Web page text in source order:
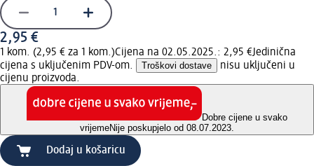
2,95 €
1 kom. (2,95 € za 1 kom.)Cijena na 02.05.2025.: 2,95 €Jedinična
cijena s uključenim PDV-om.
Troškovi dostave
nisu uključeni u
cijenu proizvoda.
Dobre cijene u svako
vrijemeNije poskupjelo od 08.07.2023.
Dodaj u košaricu